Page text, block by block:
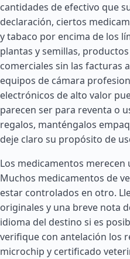
cantidades de efectivo que
declaración, ciertos
y tabaco por encima de los
plantas y semillas,
comerciales sin las facturas
equipos de cámara
electrónicos de alto valor
parecen ser para reventa o
regalos, manténgalos
deje claro su propósito de
Los medicamentos merecen
Muchos medicamentos de
estar controlados en otro.
originales y una breve nota
idioma del destino si es
verifique con antelación los
microchip y certificado